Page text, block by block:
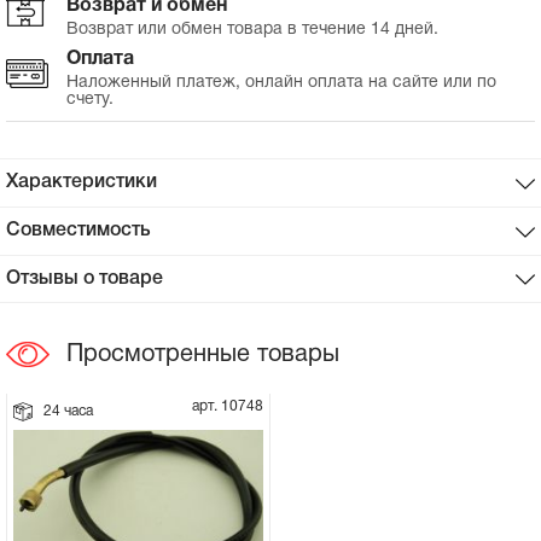
Сцепное устройство, шплинт
Прокладки на мотоблок
Глушитель на мотоблок
Элементы управления, тросики на
Возврат и обмен
Возврат или обмен товара в течение 14 дней.
Оплата
Наложенный платеж, онлайн оплата на сайте или по
счету.
Характеристики
Совместимость
Отзывы о товаре
Просмотренные товары
24 часа арт. 10748